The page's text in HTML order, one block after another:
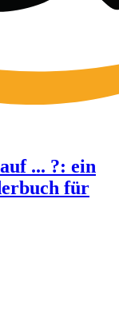
... ?: ein
für